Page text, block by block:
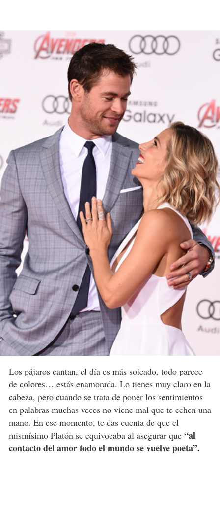
Los pájaros cantan, el día es más soleado, todo parece
de colores… estás enamorada. Lo tienes muy claro en la
cabeza, pero cuando se trata de poner los sentimientos
en palabras muchas veces no viene mal que te echen una
mano. En ese momento, te das cuenta de que el
mismísimo Platón se equivocaba al asegurar que“al
contacto del amor todo el mundo se vuelve poeta”.